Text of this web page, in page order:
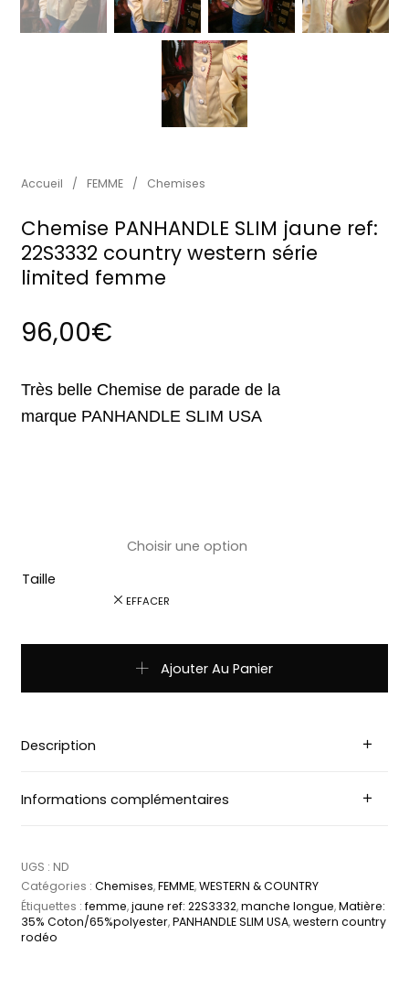
Accueil / FEMME / Chemises
Chemise PANHANDLE SLIM jaune ref:
22S3332 country western série
limited femme
96,00€
Très belle Chemise de parade de la
marque PANHANDLE SLIM USA
Taille
EFFACER
Ajouter Au Panier
Description
Informations complémentaires
UGS : ND
Catégories : Chemises,FEMME,WESTERN & COUNTRY
Étiquettes : femme,jaune ref: 22S3332,manche longue,Matière:
35% Coton/65%polyester,PANHANDLE SLIM USA,western country
rodéo